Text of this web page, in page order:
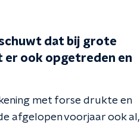
dat bij grote
er ook opgetreden en
met forse drukte en
afgelopen voorjaar ook al,